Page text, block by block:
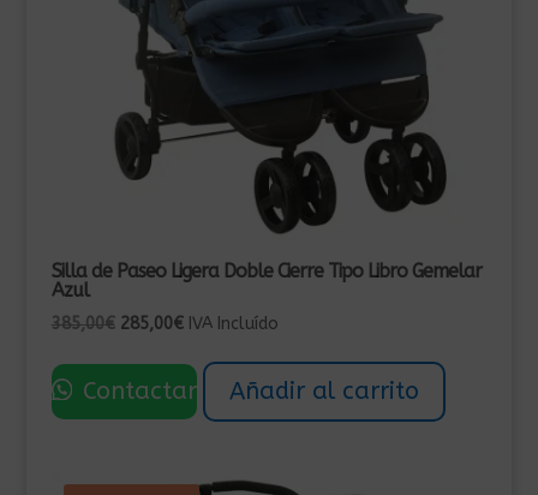
Silla de Paseo Ligera Doble Cierre Tipo Libro Gemelar
Azul
385,00€ El
original
era:
285,00€El
actual
es:
IVA Incluído
Contactar Añadir al carrito